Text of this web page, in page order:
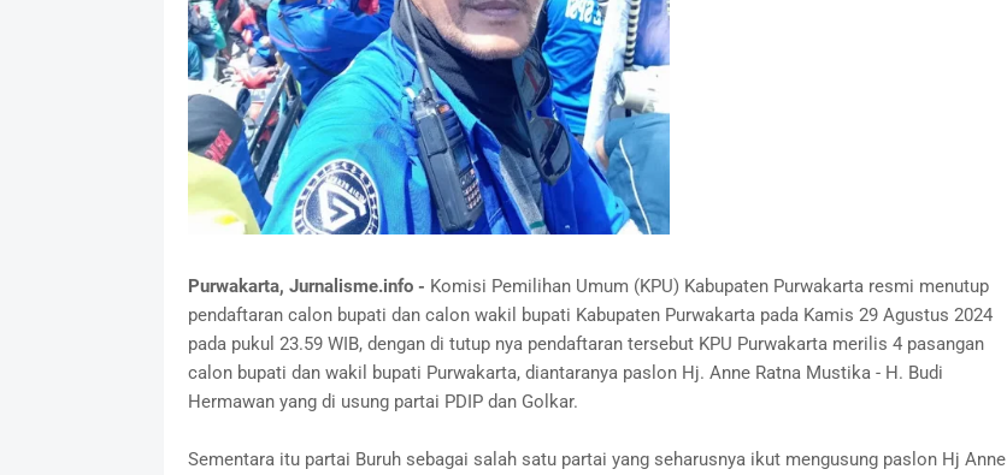
Purwakarta, Jurnalisme.info - Komisi Pemilihan Umum (KPU) Kabupaten Purwakarta resmi menutup
pendaftaran calon bupati dan calon wakil bupati Kabupaten Purwakarta pada Kamis 29 Agustus 2024
pada pukul 23.59 WIB, dengan di tutup nya pendaftaran tersebut KPU Purwakarta merilis 4 pasangan
calon bupati dan wakil bupati Purwakarta, diantaranya paslon Hj. Anne Ratna Mustika - H. Budi
Hermawan yang di usung partai PDIP dan Golkar.
Sementara itu partai Buruh sebagai salah satu partai yang seharusnya ikut mengusung paslon Hj Anne